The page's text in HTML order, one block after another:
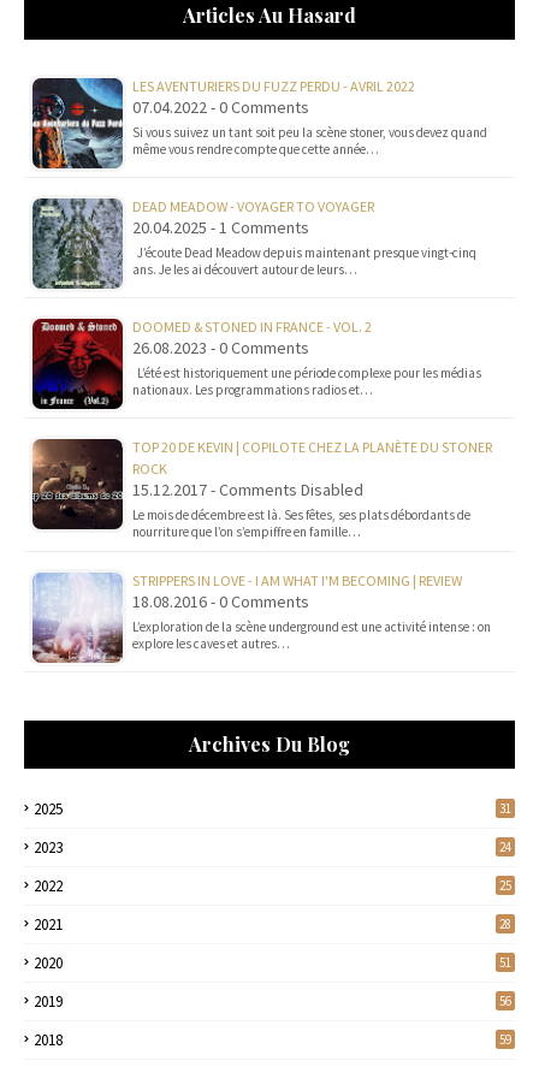
Articles Au Hasard
LES AVENTURIERS DU FUZZ PERDU - AVRIL 2022
07.04.2022 - 0 Comments
Si vous suivez un tant soit peu la scène stoner, vous devez quand
même vous rendre compte que cette année…
DEAD MEADOW - VOYAGER TO VOYAGER
20.04.2025 - 1 Comments
J’écoute Dead Meadow depuis maintenant presque vingt-cinq
ans. Je les ai découvert autour de leurs…
DOOMED & STONED IN FRANCE - VOL. 2
26.08.2023 - 0 Comments
L’été est historiquement une période complexe pour les médias
nationaux. Les programmations radios et…
TOP 20 DE KEVIN | COPILOTE CHEZ LA PLANÈTE DU STONER
ROCK
15.12.2017 - Comments Disabled
Le mois de décembre est là. Ses fêtes, ses plats débordants de
nourriture que l’on s’empiffre en famille…
STRIPPERS IN LOVE - I AM WHAT I'M BECOMING | REVIEW
18.08.2016 - 0 Comments
L’exploration de la scène underground est une activité intense : on
explore les caves et autres…
Archives Du Blog
2025 31
2023 24
2022 25
2021 28
2020 51
2019 56
2018 59